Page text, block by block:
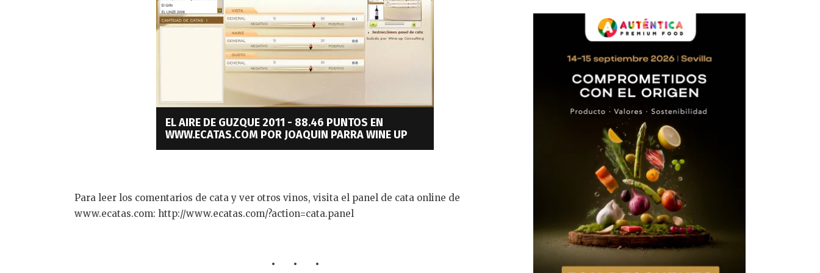
EL AIRE DE GUZQUE 2011 - 88.46 PUNTOS EN
WWW.ECATAS.COM POR JOAQUIN PARRA WINE UP
Para leer los comentarios de cata y ver otros vinos, visita el panel de cata online de
www.ecatas.com: http://www.ecatas.com/?action=cata.panel